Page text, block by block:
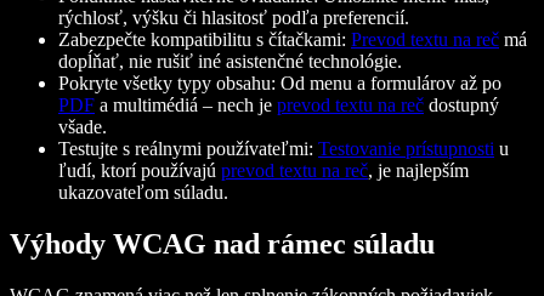
rýchlosť, výšku či hlasitosť podľa preferencií.
Zabezpečte kompatibilitu s čítačkami: Prevod textu na reč má
dopĺňať, nie rušiť iné asistenčné technológie.
Pokryte všetky typy obsahu: Od menu a formulárov až po
PDF a multimédiá – nech je prevod textu na reč dostupný
všade.
Testujte s reálnymi používateľmi: Testovanie prístupnosti u
ľudí, ktorí používajú prevod textu na reč, je najlepším
ukazovateľom súladu.
Výhody WCAG nad rámec súladu